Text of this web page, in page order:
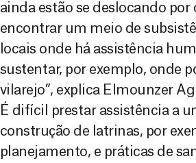
ainda estão se deslocando
encontrar um meio de
locais onde há assistência
sustentar, por exemplo, onde
vilarejo”, explica Elmounzer
É difícil prestar assistência a
construção de latrinas, por
planejamento, e práticas de